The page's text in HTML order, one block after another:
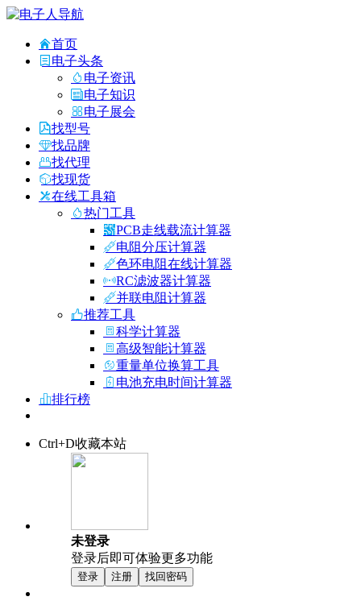
首页
电子头条
电子资讯
电子知识
电子展会
找型号
找品牌
找代理
找现货
在线工具箱
热门工具
PCB走线载流计算器
电阻分压计算器
色环电阻在线计算器
RC滤波器计算器
并联电阻计算器
推荐工具
科学计算器
高级智能计算器
重量单位换算工具
电池充电时间计算器
排行榜
Ctrl+D收藏本站
未登录
登录后即可体验更多功能
登录 注册 找回密码